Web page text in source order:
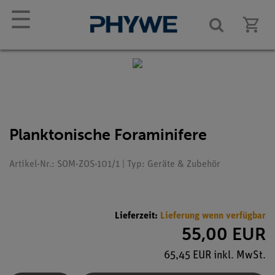
☰
Planktonische Foraminifere
Artikel-Nr.: SOM-ZOS-101/1 | Typ: Geräte & Zubehör
Lieferzeit: Lieferung wenn verfügbar
55,00 EUR
65,45 EUR inkl. MwSt.